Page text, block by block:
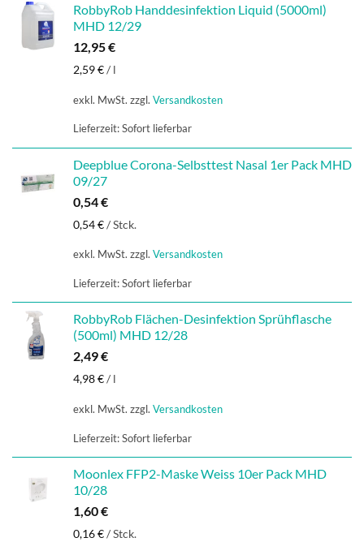
RobbyRob Handdesinfektion Liquid (5000ml)
MHD 12/29
12,95€
2,59€/ l
exkl. MwSt. zzgl. Versandkosten
Lieferzeit:Sofort lieferbar
Deepblue Corona-Selbsttest Nasal 1er Pack MHD
09/27
0,54€
0,54€/Stck.
exkl. MwSt. zzgl. Versandkosten
Lieferzeit:Sofort lieferbar
RobbyRob Flächen-Desinfektion Sprühflasche
(500ml) MHD 12/28
2,49€
4,98€/ l
exkl. MwSt. zzgl. Versandkosten
Lieferzeit:Sofort lieferbar
Moonlex FFP2-Maske Weiss 10er Pack MHD
10/28
1,60€
0,16€/Stck.